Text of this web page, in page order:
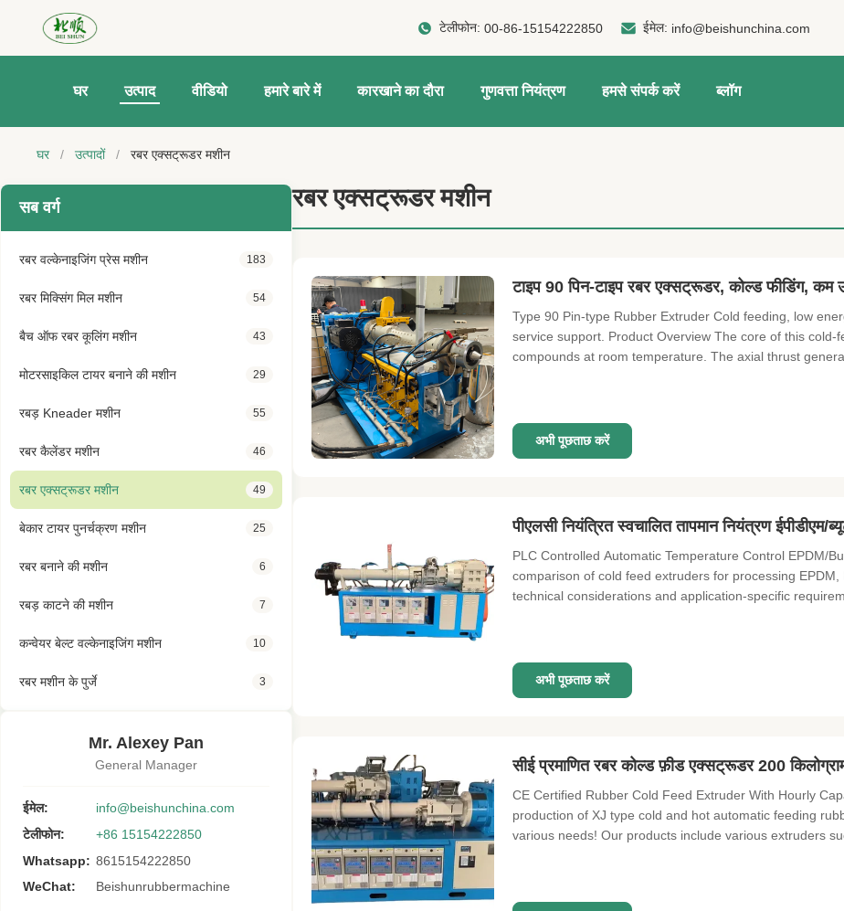
टेलीफोन:00-86-15154222850 ईमेल: info@beishunchina.com
घर उत्पाद वीडियो हमारे बारे में कारखाने का दौरा गुणवत्ता नियंत्रण हमसे संपर्क करें ब्लॉग
घर / उत्पादों / रबर एक्सट्रूडर मशीन
सब वर्ग
रबर वल्केनाइजिंग प्रेस मशीन 183
रबर मिक्सिंग मिल मशीन 54
बैच ऑफ रबर कूलिंग मशीन 43
मोटरसाइकिल टायर बनाने की मशीन 29
रबड़ Kneader मशीन 55
रबर कैलेंडर मशीन 46
रबर एक्सट्रूडर मशीन 49
बेकार टायर पुनर्चक्रण मशीन 25
रबर बनाने की मशीन 6
रबड़ काटने की मशीन 7
कन्वेयर बेल्ट वल्केनाइजिंग मशीन 10
रबर मशीन के पुर्जे 3
Mr. Alexey Pan
General Manager
ईमेल:
info@beishunchina.com
टेलीफोन:
+86 15154222850
Whatsapp: 8615154222850
WeChat:
Beishunrubbermachine
रबर एक्सट्रूडर मशीन
टाइप 90 पिन-टाइप रबर एक्सट्रूडर, कोल्ड फीडिंग, कम
Type 90 Pin-type Rubber Extruder Cold feeding, low
service support. Product Overview The core of this
compounds at room temperature. The axial thrust
अभी पूछताछ करें
पीएलसी नियंत्रित स्वचालित तापमान नियंत्रण
PLC Controlled Automatic Temperature Control EPDM/
comparison of cold feed extruders for processing
technical considerations and application-specific
अभी पूछताछ करें
सीई प्रमाणित रबर कोल्ड फ़ीड एक्सट्रूडर 200
CE Certified Rubber Cold Feed Extruder With Hourly
production of XJ type cold and hot automatic feeding
various needs! Our products include various extruders